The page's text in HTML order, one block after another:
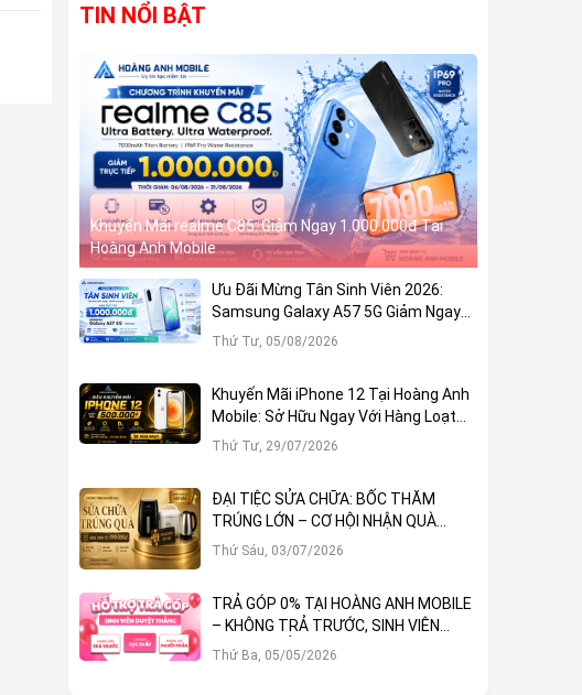
TIN NỔI BẬT
Khuyến Mãi realme C85: Giảm Ngay 1.000.000đ Tại
Hoàng Anh Mobile
Ưu Đãi Mừng Tân Sinh Viên 2026:
Samsung Galaxy A57 5G Giảm Ngay
1.000.000đ
Thứ Tư, 05/08/2026
Khuyến Mãi iPhone 12 Tại Hoàng Anh
Mobile: Sở Hữu Ngay Với Hàng Loạt
Ưu Đãi Hấp Dẫn
Thứ Tư, 29/07/2026
ĐẠI TIỆC SỬA CHỮA: BỐC THĂM
TRÚNG LỚN – CƠ HỘI NHẬN QUÀ
KHỦNG TẠI HOÀNG ANH MOBILE
Thứ Sáu, 03/07/2026
TRẢ GÓP 0% TẠI HOÀNG ANH MOBILE
– KHÔNG TRẢ TRƯỚC, SINH VIÊN
DUYỆT THẲNG!
Thứ Ba, 05/05/2026